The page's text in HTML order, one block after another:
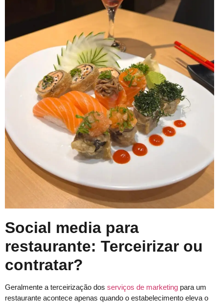
Social media para
restaurante: Terceirizar ou
contratar?
Geralmente a terceirização dos serviços de marketing para um
restaurante acontece apenas quando o estabelecimento eleva o